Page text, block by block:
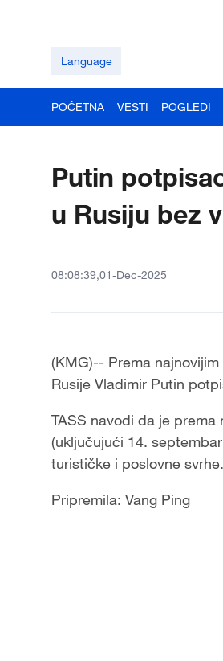
Language
POČETNA VESTI POGLEDI
Putin
u Rusiju bez
08:08:39,01-Dec-2025
(KMG)-- Prema
Rusije Vladimir Putin
TASS navodi da je
(uključujući 14.
turističke i poslovne svrhe.
Pripremila: Vang Ping